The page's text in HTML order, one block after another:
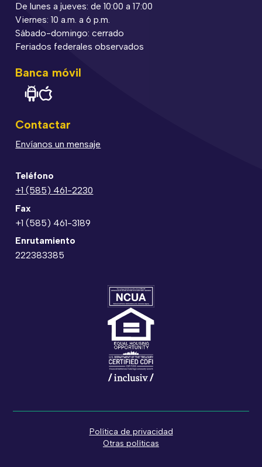
De lunes a jueves: de 10:00 a 17:00
Viernes: 10 a.m. a 6 p.m.
Sábado-domingo: cerrado
Feriados federales observados
Banca móvil
Contactar
Envíanos un mensaje
Teléfono
+1 (585) 461-2230
Fax
+1 (585) 461-3189
Enrutamiento
222383385
Política de privacidad
Otras políticas